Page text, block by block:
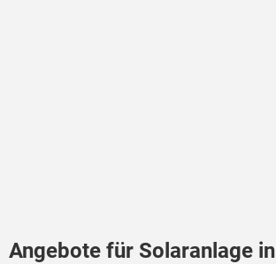
Angebote für Solaranlage in